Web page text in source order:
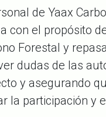
de Yaax
con el propósito
Forestal y
dudas de las
y asegurando
la participación y